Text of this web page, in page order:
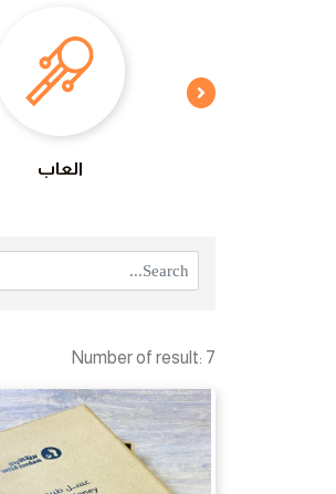
العاب
Number of result: 7